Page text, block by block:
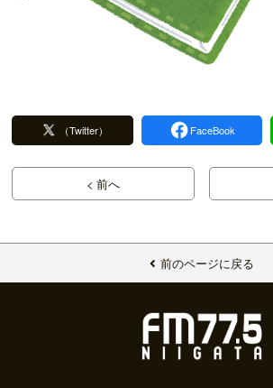
（Twitter） FaceBook
< 前へ
前のページに戻る